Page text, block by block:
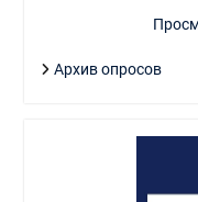
Архив опросов